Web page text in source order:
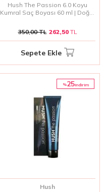
Hush The Passion 6.0 Koyu
Kumral Saç Boyası 60 ml | Doğal
350,00TL 262,50TL
Sepete Ekle
%25i̇ndirim
Hush